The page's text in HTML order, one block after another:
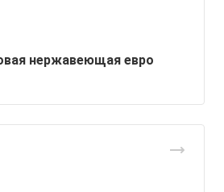
нержавеющая евро